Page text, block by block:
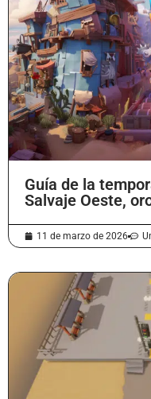
Guía de la
Salvaje Oeste,
11 de marzo de 2026